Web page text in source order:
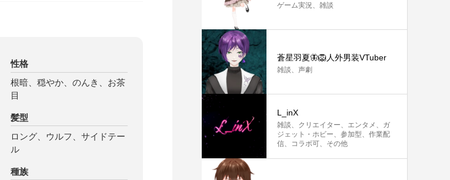
性格
根暗、穏やか、のんき、お茶
目
髪型
ロング、ウルフ、サイドテー
ル
種族
ゲーム実況、雑談
蒼星羽夏🦋🦁人外男装VTuber
雑談、声劇
L_inX
雑談、クリエイター、エンタメ、ガ
ジェット・ホビー、参加型、作業配
信、コラボ可、その他